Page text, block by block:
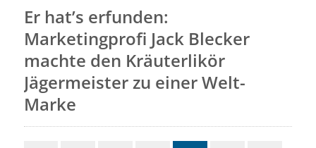
Er hat’s erfunden:
Marketingprofi Jack Blecker
machte den Kräuterlikör
Jägermeister zu einer Welt-
Marke